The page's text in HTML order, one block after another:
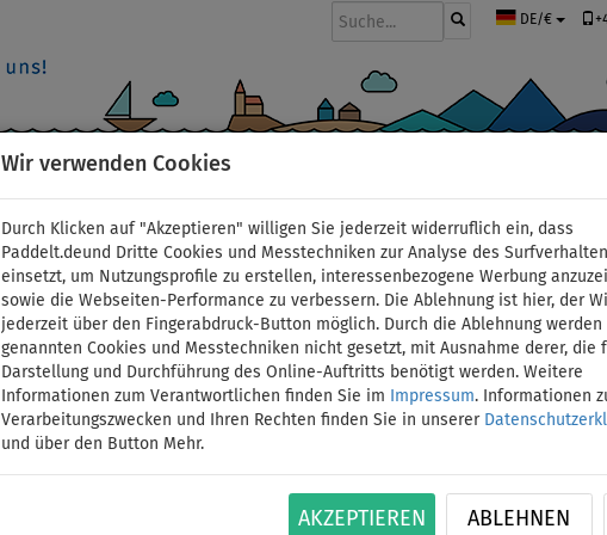
Wir verwenden Cookies
Durch Klicken auf "Akzeptieren" willigen Sie jederzeit widerruflich ein, dass
Paddelt.deund Dritte Cookies und Messtechniken zur Analyse des
einsetzt, um Nutzungsprofile zu erstellen, interessenbezogene Werbung
sowie die Webseiten-Performance zu verbessern. Die Ablehnung ist hier, der
jederzeit über den Fingerabdruck-Button möglich. Durch die Ablehnung werden
genannten Cookies und Messtechniken nicht gesetzt, mit Ausnahme derer, die
Darstellung und Durchführung des Online-Auftritts benötigt werden. Weitere
Informationen zum Verantwortlichen finden Sie im
Impressum. Informationen
Verarbeitungszwecken und Ihren Rechten finden Sie in unserer
und über den Button Mehr.
AKZEPTIEREN ABLEHNEN
DE/€
Kanupaddel AQUA
ID: 12351390134
2-teiliges Stechpaddel mit Schaft aus 100%
ergonomischer T-Griff aus robustem
Blattgröße: 40 x 19,5 cm Schaft aus Fiberglass
Mehr Informationen